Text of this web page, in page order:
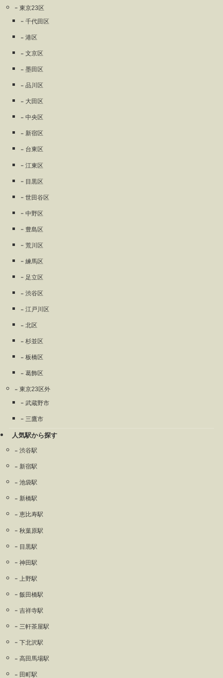
東京23区
千代田区
港区
文京区
墨田区
品川区
大田区
中央区
新宿区
台東区
江東区
目黒区
世田谷区
中野区
豊島区
荒川区
練馬区
足立区
渋谷区
江戸川区
北区
杉並区
板橋区
葛飾区
東京23区外
武蔵野市
三鷹市
人気駅から探す
渋谷駅
新宿駅
池袋駅
新橋駅
恵比寿駅
秋葉原駅
目黒駅
神田駅
上野駅
飯田橋駅
吉祥寺駅
三軒茶屋駅
下北沢駅
高田馬場駅
田町駅